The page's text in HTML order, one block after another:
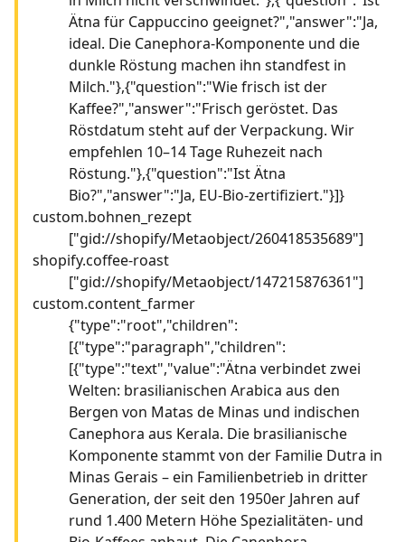
Ätna für Cappuccino geeignet?","answer":"Ja,
ideal. Die Canephora-Komponente und die
dunkle Röstung machen ihn standfest in
Milch."},{"question":"Wie frisch ist der
Kaffee?","answer":"Frisch geröstet. Das
Röstdatum steht auf der Verpackung. Wir
empfehlen 10–14 Tage Ruhezeit nach
Röstung."},{"question":"Ist Ätna
Bio?","answer":"Ja, EU-Bio-zertifiziert."}]}
custom.bohnen_rezept
["gid://shopify/Metaobject/260418535689"]
shopify.coffee-roast
["gid://shopify/Metaobject/147215876361"]
custom.content_farmer
{"type":"root","children":
[{"type":"paragraph","children":
[{"type":"text","value":"Ätna verbindet zwei
Welten: brasilianischen Arabica aus den
Bergen von Matas de Minas und indischen
Canephora aus Kerala. Die brasilianische
Komponente stammt von der Familie Dutra in
Minas Gerais – ein Familienbetrieb in dritter
Generation, der seit den 1950er Jahren auf
rund 1.400 Metern Höhe Spezialitäten- und